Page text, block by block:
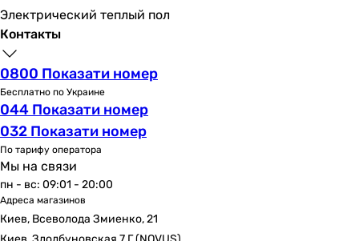
настенный
настенный
настенный
настенный
настенный
настенный
настенный
настенный
Управление
однорычажный
однорычажный
однорычажный
Электрический теплый пол
Контакты
0800 Показати номер
Бесплатно по Украине
044 Показати номер
032 Показати номер
По тарифу оператора
Мы на связи
пн - вс: 09:01 - 20:00
Адреса магазинов
Киев, Всеволода Змиенко, 21